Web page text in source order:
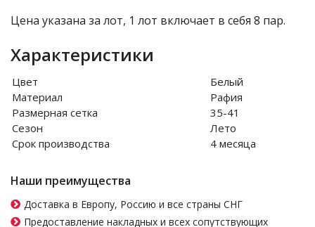
Цена указана за лот, 1 лот включает в себя 8 пар.
Характеристики
Цвет
Белый
Материал
Рафия
Размерная сетка
35-41
Сезон
Лето
Срок производства
4 месяца
Наши преимущества
Доставка в Европу, Россию и все страны СНГ
Предоставление накладных и всех сопутствующих